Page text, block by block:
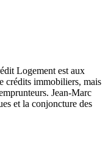
Logement est aux
crédits immobiliers, mais
Jean-Marc
et la conjoncture des